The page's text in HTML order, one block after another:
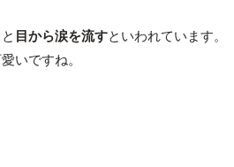
目から涙を流すといわれています。
いですね。